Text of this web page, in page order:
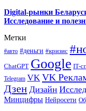
Digital-рынки
Исследование и
Метки
#авто #деньги #кризис
ChatGPT Google IT-
Telegram VK VK
Дзен Дизайн
Минцифры Нейросети